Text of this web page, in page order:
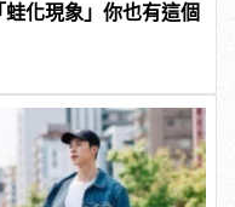
化現象」你也有這個